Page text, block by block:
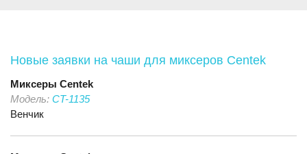
Новые заявки на чаши для миксеров Centek
Миксеры Centek
Модель: CT-1135
Венчик